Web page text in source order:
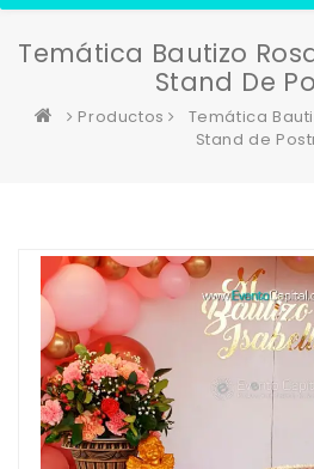
Temática Bautizo
Stand De
Productos
Temática
Stand de